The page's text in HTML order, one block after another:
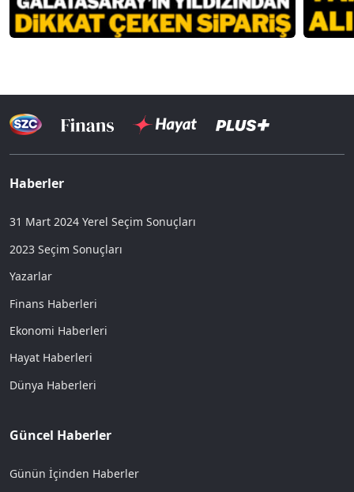
Haberler
31 Mart 2024 Yerel Seçim Sonuçları
2023 Seçim Sonuçları
Yazarlar
Finans Haberleri
Ekonomi Haberleri
Hayat Haberleri
Dünya Haberleri
Güncel Haberler
Günün İçinden Haberler